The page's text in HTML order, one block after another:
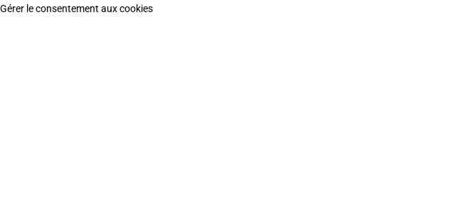
Gérer le consentement aux cookies